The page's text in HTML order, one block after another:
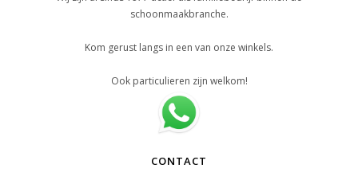
schoonmaakbranche.
Kom gerust langs in een van onze winkels.
Ook particulieren zijn welkom!
CONTACT